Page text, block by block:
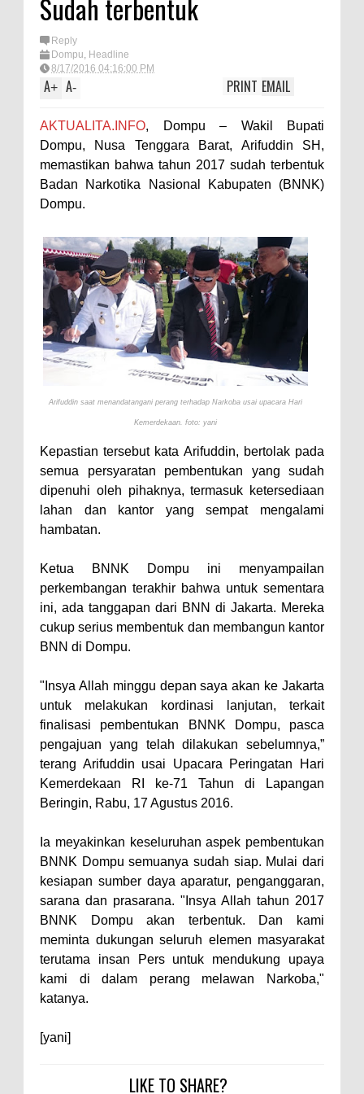
TEGAS! Kapolres Bima PTDH 1
Personel Berprestasi
Staf Ahli Tekankan Peran
Perempuan sebagai Penggerak
Ekonomi Keluarga pada
Pelatihan Kewirausahaan Kota
Bima
Kesehatan Korban Kapal Wisata
yang Tenggelam di Perairan
Sanggar
Satpolairud Polres Bima dan Tim
Gabungan Evakuasi Korban
Kapal Wisata Tenggelam di
Perairan Sanggar
Perkuat Soliditas-Sinergi,
Kejari dan Kodim 1608
Nobar Piala Dunia Argentina vs
Inggris, Polres Bima Pererat
Nobar Bareng Laga Prancis vs
Spanyol di Mapolres Bima
Wali Kota Bima Tinjau Finalisasi
Pastikan Pemindahan Layanan
Berjalan Bertahap
"Polisi Peduli" Satsamapta
Polres Bima Bantu Warga Padolo
Atasi Krisis Air Bersih
Wali Kota Bima Tinjau Rumah
Kelurahan Oi Mbo, Dorong
Percepatan Bantuan BSPS
Wakil Wali Kota Bima
Konsultasikan Usulan Inpres
Jalan Daerah 2026 dan
Persiapan DAK 2027 ke BPJN
Sudah terbentuk
Reply
Dompu, Headline
8/17/2016 04:16:00 PM
A+ A- EMAIL
PRINT
AKTUALITA.INFO, Dompu – Wakil Bupati
Dompu, Nusa Tenggara Barat, Arifuddin SH,
memastikan bahwa tahun 2017 sudah terbentuk
Badan Narkotika Nasional Kabupaten (BNNK)
Dompu.
Arifuddin saat menandatangani perang terhadap Narkoba usai upacara Hari
Kemerdekaan. foto: yani
Kepastian tersebut kata Arifuddin, bertolak pada
semua persyaratan pembentukan yang sudah
dipenuhi oleh pihaknya, termasuk ketersediaan
lahan dan kantor yang sempat mengalami
hambatan.
Ketua BNNK Dompu ini menyampailan
perkembangan terakhir bahwa untuk sementara
ini, ada tanggapan dari BNN di Jakarta. Mereka
cukup serius membentuk dan membangun kantor
BNN di Dompu.
"Insya Allah minggu depan saya akan ke Jakarta
untuk melakukan kordinasi lanjutan, terkait
finalisasi pembentukan BNNK Dompu, pasca
pengajuan yang telah dilakukan sebelumnya,”
terang Arifuddin usai Upacara Peringatan Hari
Kemerdekaan RI ke-71 Tahun di Lapangan
Beringin, Rabu, 17 Agustus 2016.
Ia meyakinkan keseluruhan aspek pembentukan
BNNK Dompu semuanya sudah siap. Mulai dari
kesiapan sumber daya aparatur, penganggaran,
sarana dan prasarana. "Insya Allah tahun 2017
BNNK Dompu akan terbentuk. Dan kami
meminta dukungan seluruh elemen masyarakat
terutama insan Pers untuk mendukung upaya
kami di dalam perang melawan Narkoba,"
katanya.
[yani]
LIKE TO SHARE?